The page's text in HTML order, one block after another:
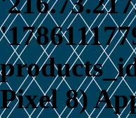
Pixel 8)